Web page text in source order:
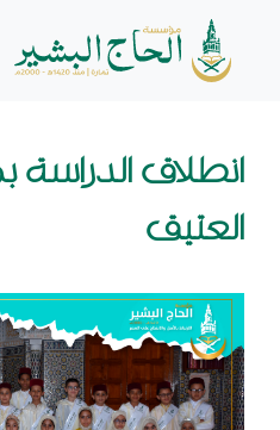
انطلاق الدراسة
العتيق